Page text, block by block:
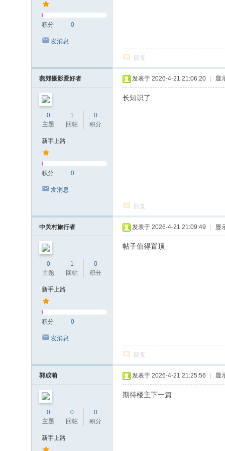
积分 0
发消息
回复
燕郊摄影爱好者
0
主题
1
回帖
0
积分
新手上路
积分 0
发消息
发表于 2026-4-21 21:06:20 显
长知识了
回复
中关村旅行者
0
主题
1
回帖
0
积分
新手上路
积分 0
发消息
发表于 2026-4-21 21:09:49 显
帖子值得置顶
回复
郭成萌
0
主题
0
回帖
0
积分
新手上路
发表于 2026-4-21 21:25:56 显
期待楼主下一篇